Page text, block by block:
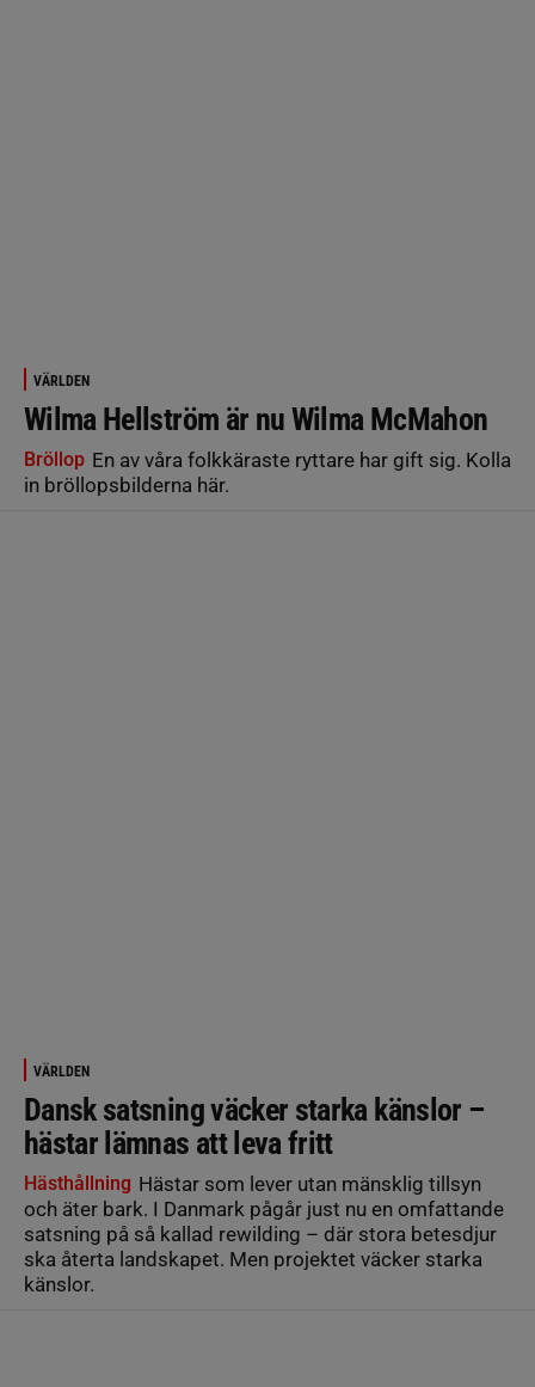
VÄRLDEN
Wilma Hellström är nu Wilma McMahon
Bröllop En av våra folkkäraste ryttare har gift sig. Kolla
in bröllopsbilderna här.
VÄRLDEN
Dansk satsning väcker starka känslor –
hästar lämnas att leva fritt
Hästhållning Hästar som lever utan mänsklig tillsyn
och äter bark. I Danmark pågår just nu en omfattande
satsning på så kallad rewilding – där stora betesdjur
ska återta landskapet. Men projektet väcker starka
känslor.